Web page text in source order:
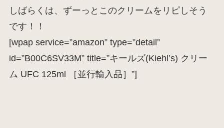
しばらくは、ずーっとこのクリームをリピしそう
です！！
[wpap service=”amazon” type=”detail”
id=”B00C6SV33M” title=”キールズ(Kiehl’s) クリー
ム UFC 125ml ［並行輸入品］”]